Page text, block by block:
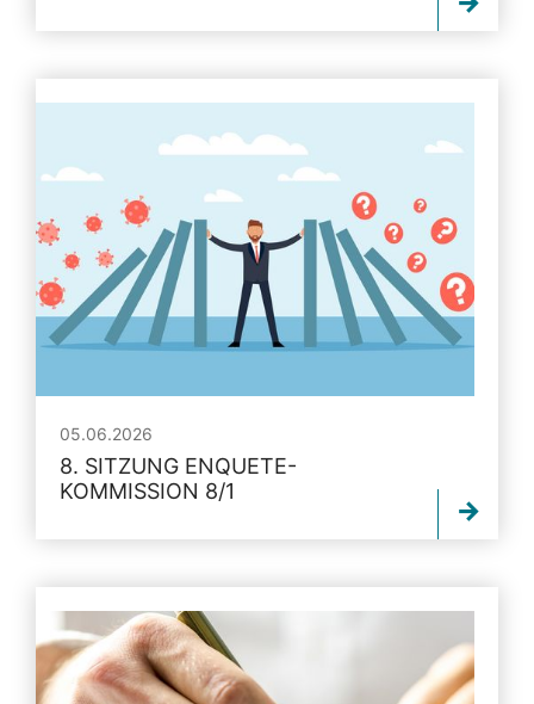
05.06.2026
8. SITZUNG ENQUETE-
KOMMISSION 8/1